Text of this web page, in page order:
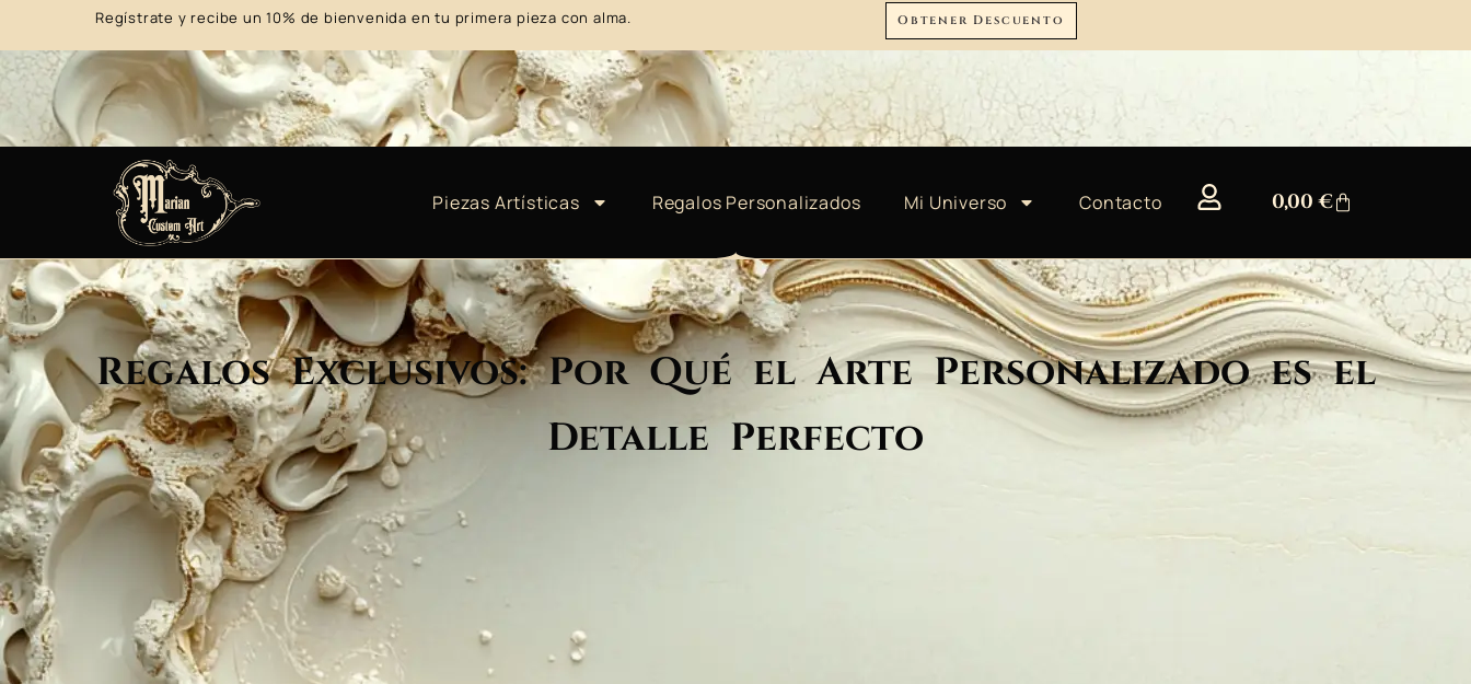
Regístrate y recibe un 10% de bienvenida en tu primera pieza con alma. Obtener Descuento
Piezas Artísticas Regalos Personalizados Mi Universo Contacto 0,00€
Regalos Exclusivos: Por Qué el Arte Personalizado es el
Detalle Perfecto